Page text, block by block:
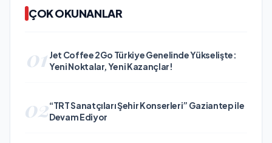
ÇOK OKUNANLAR
01 Jet Coffee 2Go Türkiye Genelinde Yükselişte:
Yeni Noktalar, Yeni Kazançlar!
02“TRT Sanatçıları Şehir Konserleri” Gaziantep ile
Devam Ediyor